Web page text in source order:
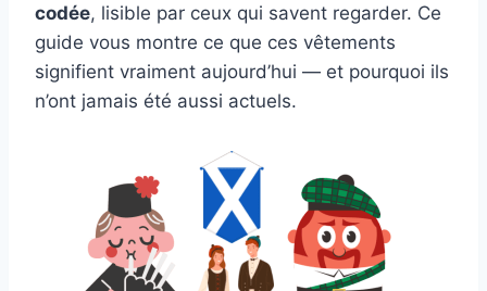
codée, lisible par ceux qui savent regarder. Ce
guide vous montre ce que ces vêtements
signifient vraiment aujourd’hui — et pourquoi ils
n’ont jamais été aussi actuels.